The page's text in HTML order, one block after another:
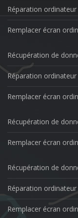
Réparation ordinateur
Remplacer écran
Récupération de
Réparation ordinateur
Remplacer écran
Récupération de
Remplacer écran
Récupération de
Réparation ordinateur
Remplacer écran